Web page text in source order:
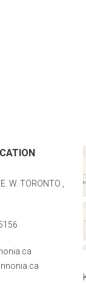
W. TORONTO ,